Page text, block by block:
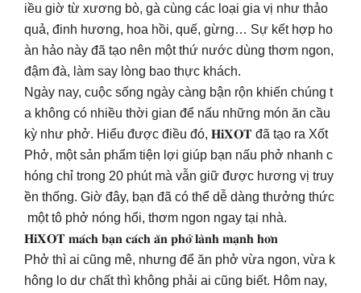
iều giờ từ xương bò, gà cùng các loại gia vị như thảo
quả, đinh hương, hoa hồi, quế, gừng… Sự kết hợp ho
àn hảo này đã tạo nên một thứ nước dùng thơm ngon,
đậm đà, làm say lòng bao thực khách.
Ngày nay, cuộc sống ngày càng bận rộn khiến chúng t
a không có nhiều thời gian để nấu những món ăn cầu
kỳ như phở. Hiểu được điều đó, 𝐇𝐢𝐗𝐎𝐓 đã tạo ra Xốt
Phở, một sản phẩm tiện lợi giúp bạn nấu phở nhanh c
hóng chỉ trong 20 phút mà vẫn giữ được hương vị truy
ền thống. Giờ đây, bạn đã có thể dễ dàng thưởng thức
một tô phở nóng hổi, thơm ngon ngay tại nhà.
𝐇𝐢𝐗𝐎𝐓 𝐦𝐚́𝐜𝐡 𝐛𝐚̣𝐧 𝐜𝐚́𝐜𝐡 𝐚̆𝐧 𝐩𝐡𝐨̛̉ 𝐥𝐚̀𝐧𝐡 𝐦𝐚̣𝐧𝐡 𝐡𝐨̛𝐧
Phở thì ai cũng mê, nhưng để ăn phở vừa ngon, vừa k
hông lo dư chất thì không phải ai cũng biết. Hôm nay,